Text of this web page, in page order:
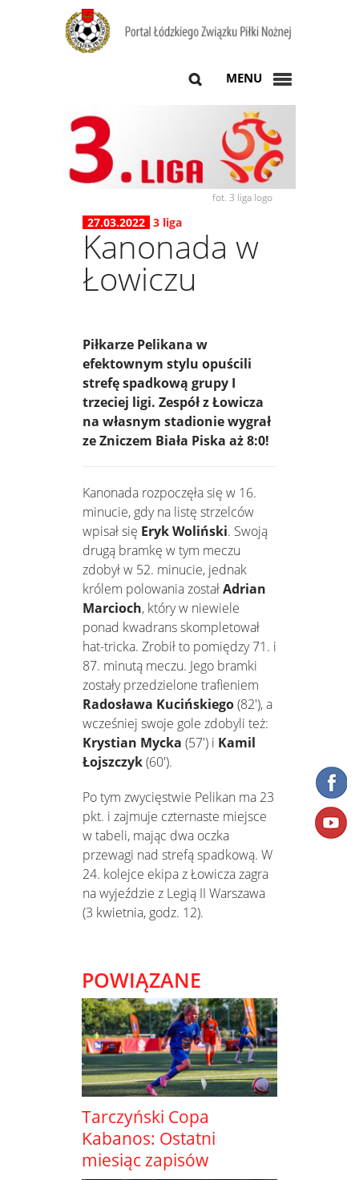
MENU
fot. 3 liga logo
27.03.2022 3 liga
Kanonada w
Łowiczu
Piłkarze Pelikana w
efektownym stylu opuścili
strefę spadkową grupy I
trzeciej ligi. Zespół z Łowicza
na własnym stadionie wygrał
ze Zniczem Biała Piska aż 8:0!
Kanonada rozpoczęła się w 16.
minucie, gdy na listę strzelców
wpisał się Eryk Woliński. Swoją
drugą bramkę w tym meczu
zdobył w 52. minucie, jednak
królem polowania zostałAdrian
Marcioch, który w niewiele
ponad kwadrans skompletował
hat-tricka. Zrobił to pomiędzy 71. i
87. minutą meczu. Jego bramki
zostały przedzielone trafieniem
Radosława Kucińskiego(82'), a
wcześniej swoje gole zdobyli też:
Krystian Mycka (57') i Kamil
Łojszczyk(60').
Po tym zwycięstwie Pelikan ma 23
pkt. i zajmuje czternaste miejsce
w tabeli, mając dwa oczka
przewagi nad strefą spadkową. W
24. kolejce ekipa z Łowicza zagra
na wyjeździe z Legią II Warszawa
(3 kwietnia, godz. 12).
POWIĄZANE
Tarczyński Copa
Kabanos: Ostatni
miesiąc zapisów